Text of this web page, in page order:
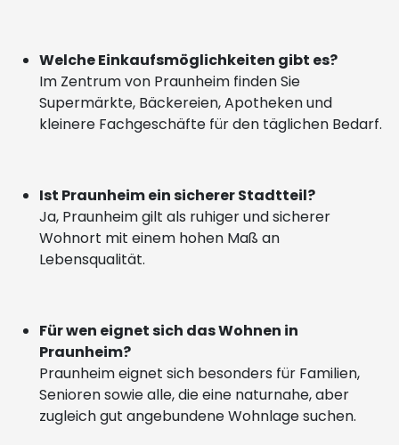
Welche Einkaufsmöglichkeiten gibt es?
Im Zentrum von Praunheim finden Sie
Supermärkte, Bäckereien, Apotheken und
kleinere Fachgeschäfte für den täglichen Bedarf.
Ist Praunheim ein sicherer Stadtteil?
Ja, Praunheim gilt als ruhiger und sicherer
Wohnort mit einem hohen Maß an
Lebensqualität.
Für wen eignet sich das Wohnen in
Praunheim?
Praunheim eignet sich besonders für Familien,
Senioren sowie alle, die eine naturnahe, aber
zugleich gut angebundene Wohnlage suchen.